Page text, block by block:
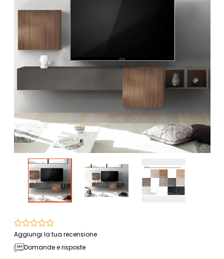
Aggiungi la tua recensione
Domande e risposte